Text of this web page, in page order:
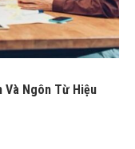
Và Ngôn Từ Hiệu